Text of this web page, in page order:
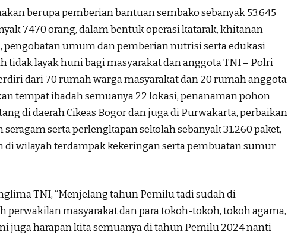
berupa pemberian bantuan sembako sebanyak 53.645
7470 orang, dalam bentuk operasi katarak, khitanan
pengobatan umum dan pemberian nutrisi serta edukasi
tidak layak huni bagi masyarakat dan anggota TNI – Polri
dari 70 rumah warga masyarakat dan 20 rumah anggota
tempat ibadah semuanya 22 lokasi, penanaman pohon
di daerah Cikeas Bogor dan juga di Purwakarta, perbaikan
serta perlengkapan sekolah sebanyak 31.260 paket,
di wilayah terdampak kekeringan serta pembuatan sumur
TNI, “Menjelang tahun Pemilu tadi sudah di
perwakilan masyarakat dan para tokoh-tokoh, tokoh agama,
juga harapan kita semuanya di tahun Pemilu 2024 nanti